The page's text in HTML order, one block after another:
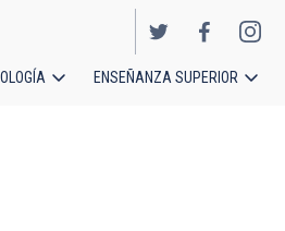
ENSEÑANZA SUPERIOR